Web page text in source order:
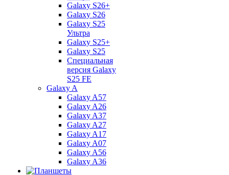
Galaxy S26+
Galaxy S26
Galaxy S25
Ультра
Galaxy S25+
Galaxy S25
Специальная
версия Galaxy
S25 FE
Galaxy A
Galaxy A57
Galaxy A26
Galaxy A37
Galaxy A27
Galaxy A17
Galaxy A07
Galaxy A56
Galaxy A36